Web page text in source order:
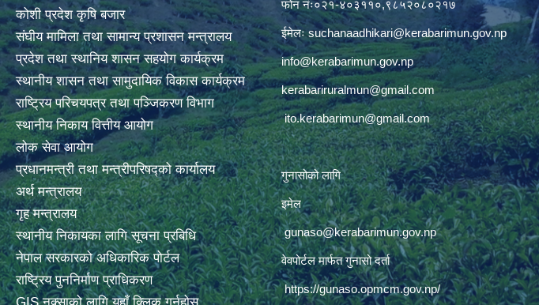
कोशी प्रदेश कृषि बजार
संघीय मामिला तथा सामान्य प्रशासन मन्त्रालय
प्रदेश तथा स्थानिय शासन सहयोग कार्यक्रम
स्थानीय शासन तथा सामुदायिक विकास कार्यक्रम
राष्ट्रिय परिचयपत्र तथा पञ्जिकरण विभाग
स्थानीय निकाय वित्तीय आयोग
लोक सेवा आयोग
प्रधानमन्त्री तथा मन्त्रीपरिषद्को कार्यालय
अर्थ मन्त्रालय
गृह मन्त्रालय
स्थानीय निकायका लागि सूचना प्रबिधि
नेपाल सरकारको अधिकारिक पोर्टल
राष्ट्रिय पुननिर्माण प्राधिकरण
फोन नंः०२१-४०३११०,९८५२०८०२१७
ईमेलःsuchanaadhikari@kerabarimun.gov.np
info@kerabarimun.gov.np
kerabariruralmun@gmail.com
ito.kerabarimun@gmail.com
गुनासोको लागि
इमेल
gunaso@kerabarimun.gov.np
वेवपोर्टल मार्फत गुनासो दर्ता
https://gunaso.opmcm.gov.np/